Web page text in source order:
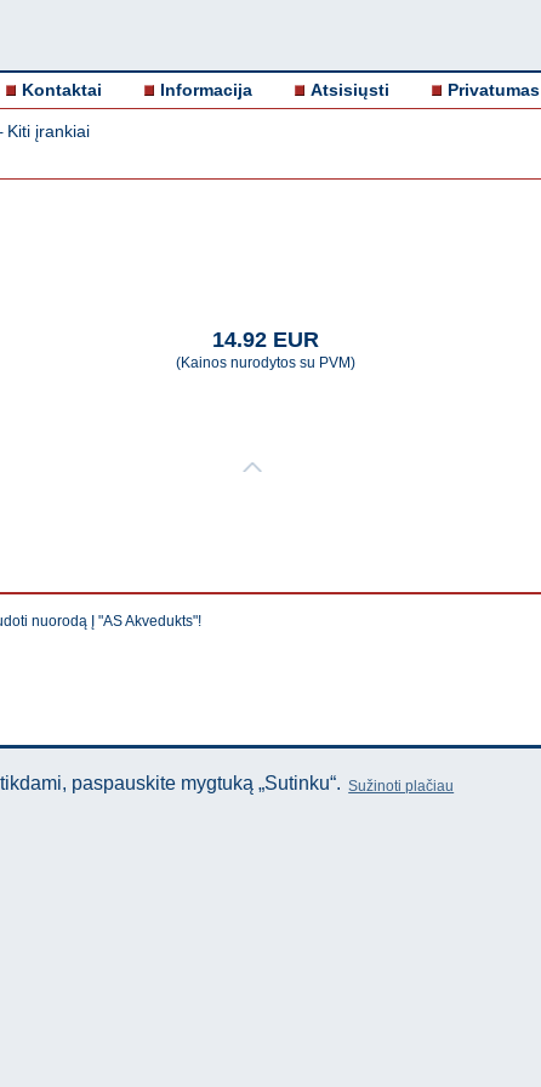
Kontaktai Informacija Atsisiųsti Privatumas
- Kiti įrankiai
14.92 EUR
(Kainos nurodytos su PVM)
nuorodą Į "AS Akvedukts"!
paspauskite mygtuką „Sutinku“. Sužinoti plačiau